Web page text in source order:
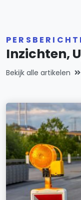
Inzichten,
Bekijk alle artikelen